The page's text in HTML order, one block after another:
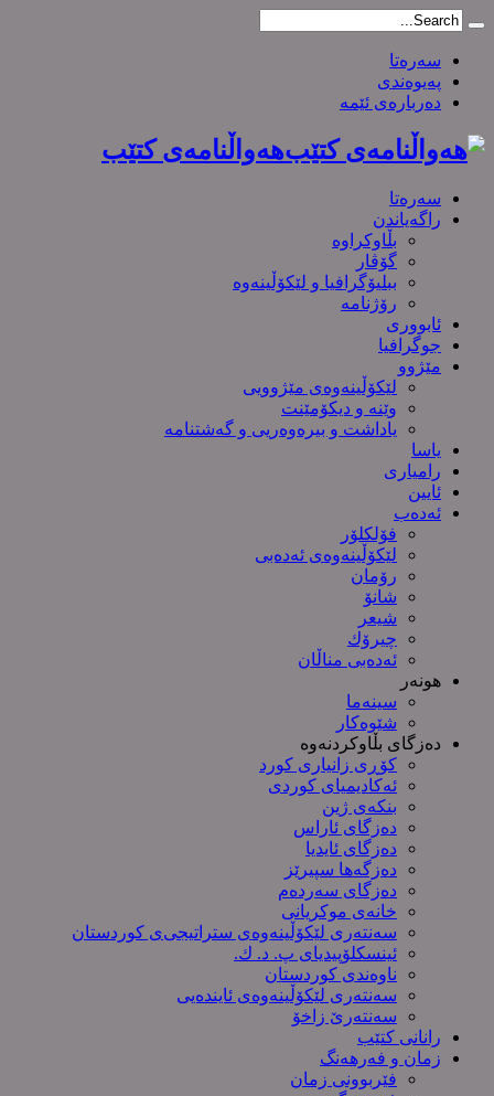
سەرەتا
پەیوەندی
دەربارەی ئێمە
هەواڵنامەی کتێب
سەرەتا
راگەیاندن
بڵاوکراوە
گۆڤار
ببلیۆگرافیا و لێکۆڵینەوە
رۆژنامە
ئابووری
جوگرافیا
مێژوو
لێکۆڵینەوەی مێژوویی
وێنە و دیکۆمێنت
یاداشت و بیره‌وه‌ریی و گەشتنامە
یاسا
رامیاری
ئایین
ئەدەب
فۆلکلۆر
لێکۆڵینەوەی ئەدەبی
رۆمان
شانۆ
شیعر
چیرۆك
ئەدەبی مناڵان
هونەر
سینەما
شێوەکار
دەزگای بڵاوکردنەوە
کۆڕی زانیاری کورد
ئەکادیمیای کوردی
بنکەی ژین
دەزگای ئاراس
دەزگای ئایدیا
دەزگەها سپیرێز
دەزگای سەردەم
خانەی موکریانی
سەنتەری لێكۆڵینەوەی ستراتیجی‌ی كوردستان
ئینسکلۆپیدیای پ. د. ك.
ناوەندی کوردستان
سەنتەری لێکۆڵینەوەى ئایندەیی
سەنتەرێ زاخۆ
رانانی کتێب
زمان و فەرهەنگ
فێربوونی زمان